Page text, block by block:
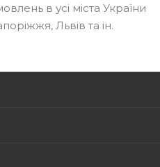
в усі міста України
Львів та ін.